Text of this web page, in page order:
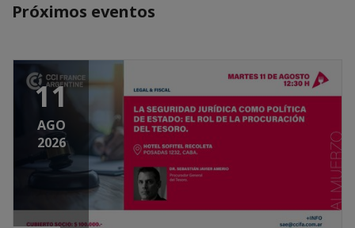
Próximos eventos
11
AGO
2026